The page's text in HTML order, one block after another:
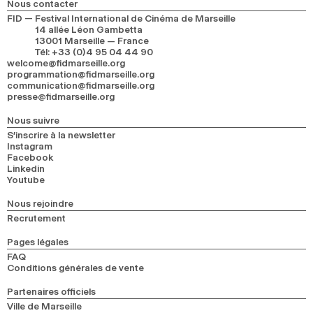
2024
2022
2020
2018
RECHERCHE
Nous contacter
FID — Festival International de Cinéma de Marseille
14 allée Léon Gambetta
13001 Marseille — France
Tél: +33 (0)4 95 04 44 90
welcome@fidmarseille.org
programmation@fidmarseille.org
communication@fidmarseille.org
presse@fidmarseille.org
Nous suivre
S’inscrire à la newsletter
Instagram
Facebook
Linkedin
Youtube
Nous rejoindre
Recrutement
Pages légales
FAQ
Conditions générales de vente
Partenaires officiels
Ville de Marseille